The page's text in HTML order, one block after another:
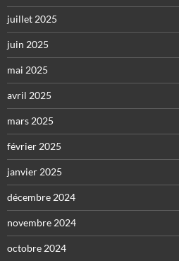
juillet 2025
juin 2025
mai 2025
avril 2025
mars 2025
février 2025
janvier 2025
décembre 2024
novembre 2024
octobre 2024